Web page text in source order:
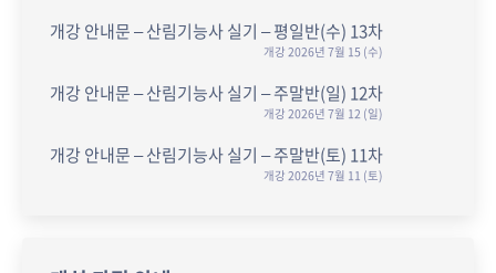
개강 안내문 – 산림기능사 실기 – 평일반(수) 13차
개강 2026년 7월 15 (수)
개강 안내문 – 산림기능사 실기 – 주말반(일) 12차
개강 2026년 7월 12 (일)
개강 안내문 – 산림기능사 실기 – 주말반(토) 11차
개강 2026년 7월 11 (토)